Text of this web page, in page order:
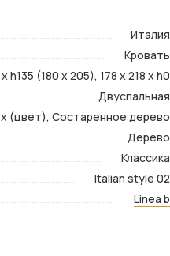
Италия
Кровать
h135 (180 x 205), 178 x 218 x h0
Двуспальная
(цвет), Состаренное дерево
Дерево
Классика
Italian style 02
Linea b